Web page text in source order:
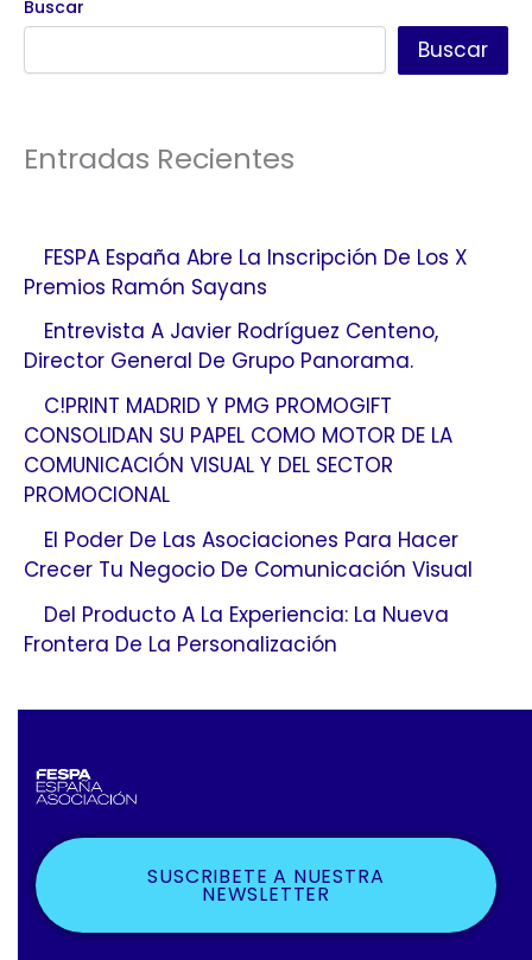
Buscar
Buscar
Entradas Recientes
FESPA España Abre La Inscripción De Los X
Premios Ramón Sayans
Entrevista A Javier Rodríguez Centeno,
Director General De Grupo Panorama.
C!PRINT MADRID Y PMG PROMOGIFT
CONSOLIDAN SU PAPEL COMO MOTOR DE LA
COMUNICACIÓN VISUAL Y DEL SECTOR
PROMOCIONAL
El Poder De Las Asociaciones Para Hacer
Crecer Tu Negocio De Comunicación Visual
Del Producto A La Experiencia: La Nueva
Frontera De La Personalización
SUSCRIBETE A NUESTRA
NEWSLETTER